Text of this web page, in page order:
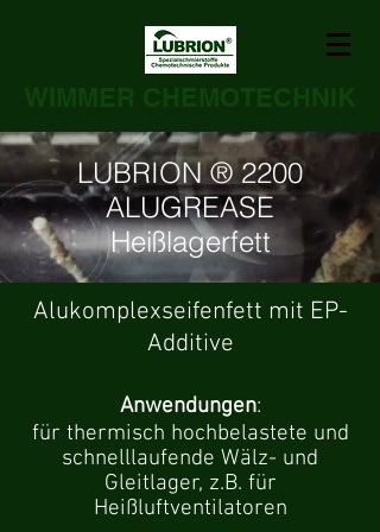
LUBRION ® 2200
ALUGREASE
Heißlagerfett
Alukomplexseifenfett mit EP-
Additive
Anwendungen:
für thermisch hochbelastete und
schnelllaufende Wälz- und
Gleitlager, z.B. für
Heißluftventilatoren